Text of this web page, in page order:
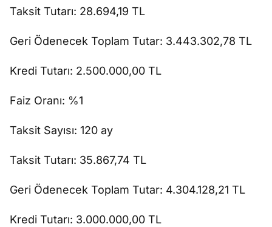
Taksit Tutarı: 28.694,19 TL
Geri Ödenecek Toplam Tutar: 3.443.302,78 TL
Kredi Tutarı: 2.500.000,00 TL
Faiz Oranı: %1
Taksit Sayısı: 120 ay
Taksit Tutarı: 35.867,74 TL
Geri Ödenecek Toplam Tutar: 4.304.128,21 TL
Kredi Tutarı: 3.000.000,00 TL